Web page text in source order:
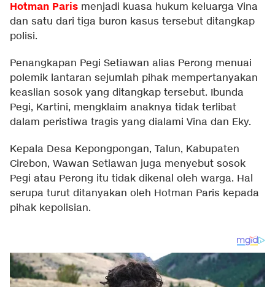
Hotman Paris menjadi kuasa hukum keluarga Vina
dan satu dari tiga buron kasus tersebut ditangkap
polisi.
Penangkapan Pegi Setiawan alias Perong menuai
polemik lantaran sejumlah pihak mempertanyakan
keaslian sosok yang ditangkap tersebut. Ibunda
Pegi, Kartini, mengklaim anaknya tidak terlibat
dalam peristiwa tragis yang dialami Vina dan Eky.
Kepala Desa Kepongpongan, Talun, Kabupaten
Cirebon, Wawan Setiawan juga menyebut sosok
Pegi atau Perong itu tidak dikenal oleh warga. Hal
serupa turut ditanyakan oleh Hotman Paris kepada
pihak kepolisian.